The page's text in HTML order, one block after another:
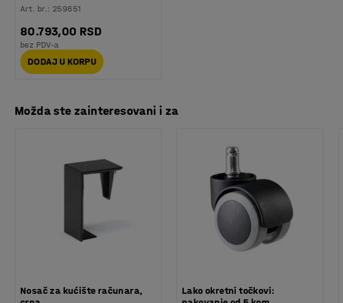
Art. br.: 259651
80.793,00 RSD
bez PDV-a
DODAJ U KORPU
Možda ste zainteresovani i za
Nosač za kućište računara,
Lako okretni točkovi: